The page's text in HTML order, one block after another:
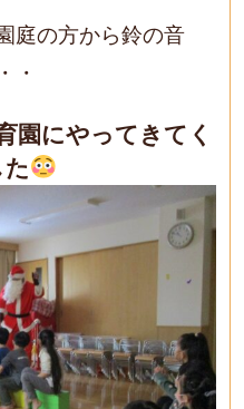
庭の方から鈴の音
・
園にやってきてく